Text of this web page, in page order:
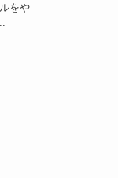
をや